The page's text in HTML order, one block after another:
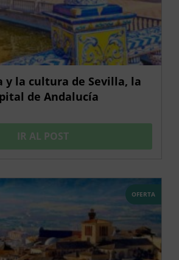
y la cultura de Sevilla, la
de Andalucía
IR AL POST
OFERTA